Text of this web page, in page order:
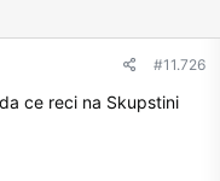
#11.726
ce reci na Skupstini